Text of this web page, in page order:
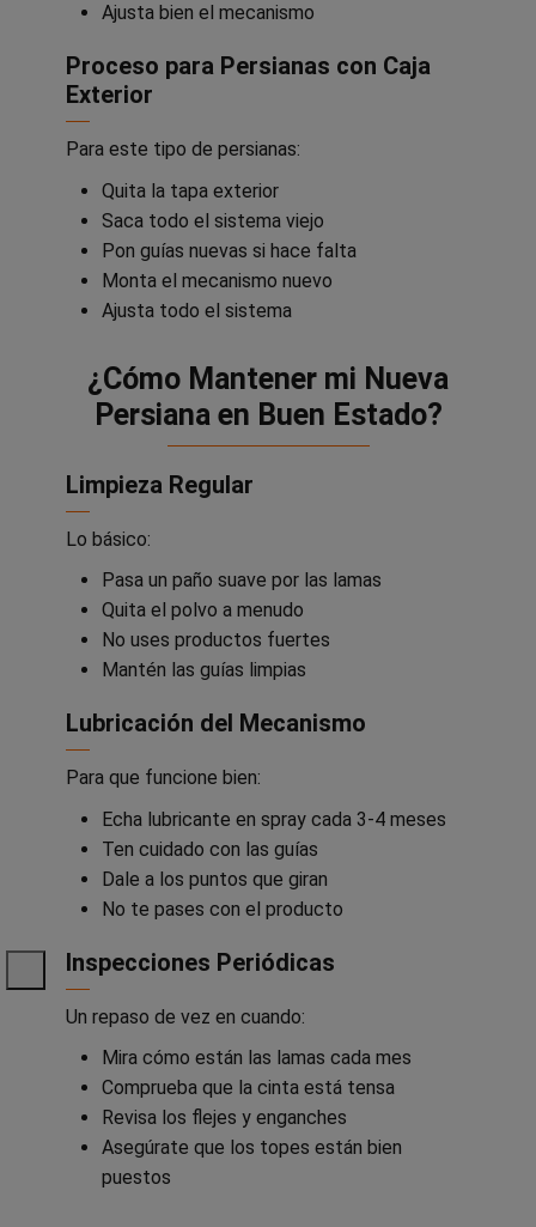
Ajusta bien el mecanismo
Proceso para Persianas con Caja
Exterior
Para este tipo de persianas:
Quita la tapa exterior
Saca todo el sistema viejo
Pon guías nuevas si hace falta
Monta el mecanismo nuevo
Ajusta todo el sistema
¿Cómo Mantener mi Nueva
Persiana en Buen Estado?
Limpieza Regular
Lo básico:
Pasa un paño suave por las lamas
Quita el polvo a menudo
No uses productos fuertes
Mantén las guías limpias
Lubricación del Mecanismo
Para que funcione bien:
Echa lubricante en spray cada 3-4 meses
Ten cuidado con las guías
Dale a los puntos que giran
No te pases con el producto
Inspecciones Periódicas
Un repaso de vez en cuando:
Mira cómo están las lamas cada mes
Comprueba que la cinta está tensa
Revisa los flejes y enganches
Asegúrate que los topes están bien
puestos